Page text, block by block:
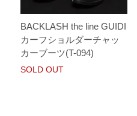
BACKLASH the line GUIDI
カーフショルダーチャッ
カーブーツ(T-094)
SOLD OUT